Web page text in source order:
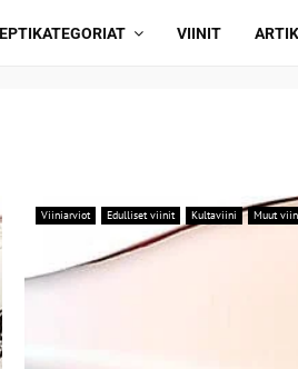
VIINIT
Viiniarviot Edulliset viinit Kultaviini Muut